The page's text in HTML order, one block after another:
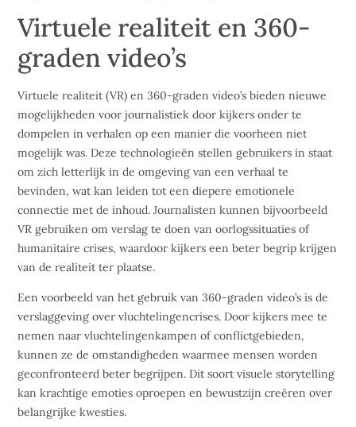
Virtuele realiteit en 360-
graden video’s
Virtuele realiteit (VR) en 360-graden video’s bieden nieuwe
mogelijkheden voor journalistiek door kijkers onder te
dompelen in verhalen op een manier die voorheen niet
mogelijk was. Deze technologieën stellen gebruikers in staat
om zich letterlijk in de omgeving van een verhaal te
bevinden, wat kan leiden tot een diepere emotionele
connectie met de inhoud. Journalisten kunnen bijvoorbeeld
VR gebruiken om verslag te doen van oorlogssituaties of
humanitaire crises, waardoor kijkers een beter begrip krijgen
van de realiteit ter plaatse.
Een voorbeeld van het gebruik van 360-graden video’s is de
verslaggeving over vluchtelingencrises. Door kijkers mee te
nemen naar vluchtelingenkampen of conflictgebieden,
kunnen ze de omstandigheden waarmee mensen worden
geconfronteerd beter begrijpen. Dit soort visuele storytelling
kan krachtige emoties oproepen en bewustzijn creëren over
belangrijke kwesties.